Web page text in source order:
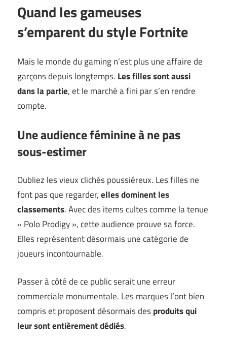
Quand les gameuses
s’emparent du style Fortnite
Mais le monde du gaming n’est plus une affaire de
garçons depuis longtemps. Les filles sont aussi
dans la partie, et le marché a fini par s’en rendre
compte.
Une audience féminine à ne pas
sous-estimer
Oubliez les vieux clichés poussiéreux. Les filles ne
font pas que regarder,elles dominent les
classements. Avec des items cultes comme la tenue
« Polo Prodigy », cette audience prouve sa force.
Elles représentent désormais une catégorie de
joueurs incontournable.
Passer à côté de ce public serait une erreur
commerciale monumentale. Les marques l’ont bien
compris et proposent désormais desproduits qui
leur sont entièrement dédiés.